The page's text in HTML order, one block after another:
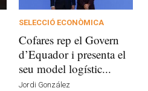
SELECCIÓ ECONÒMICA
Cofares rep el Govern
d’Equador i presenta el
seu model logístic...
Jordi González